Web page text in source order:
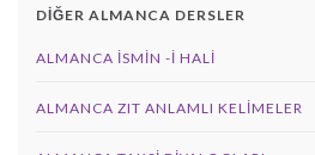
DİĞER ALMANCA DERSLER
ALMANCA İSMIN -I HALI
ALMANCA ZIT ANLAMLI KELIMELER